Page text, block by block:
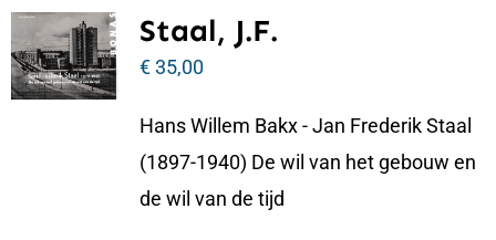
Staal, J.F.
€35,00
Hans Willem Bakx - Jan Frederik Staal
(1897-1940) De wil van het gebouw en
de wil van de tijd